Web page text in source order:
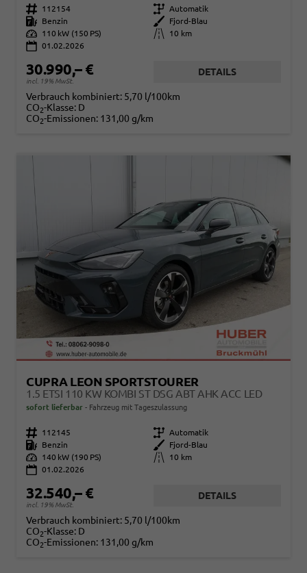
Fahrzeugnr. 112154 Getriebe Automatik
Kraftstoff
Benzin Außenfarbe
Fjord-Blau
Leistung
110 kW (150 PS) Kilometerstand
10 km
01.02.2026
30.990,– €
incl. 19% MwSt.
DETAILS
Verbrauch kombiniert: 5,70 l/100km
CO2-Klasse: D
CO2-Emissionen: 131,00 g/km
CUPRA LEON SPORTSTOURER
1.5 ETSI 110 KW KOMBI ST DSG ABT AHK ACC LED
sofort lieferbar Fahrzeug mit Tageszulassung
Fahrzeugnr. 112145 Getriebe Automatik
Kraftstoff
Benzin Außenfarbe
Fjord-Blau
Leistung
140 kW (190 PS) Kilometerstand
10 km
01.02.2026
32.540,– €
incl. 19% MwSt.
DETAILS
Verbrauch kombiniert: 5,70 l/100km
CO2-Klasse: D
CO2-Emissionen: 131,00 g/km